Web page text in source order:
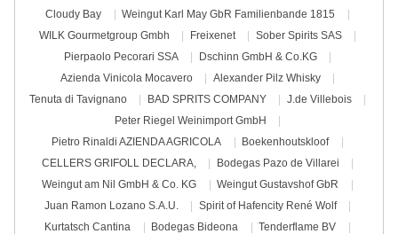
Cloudy Bay
Weingut Karl May GbR Familienbande 1815
WILK Gourmetgroup Gmbh
Freixenet
Sober Spirits SAS
Pierpaolo Pecorari SSA
Dschinn GmbH & Co.KG
Azienda Vinicola Mocavero
Alexander Pilz Whisky
Tenuta di Tavignano
BAD SPRITS COMPANY
J.de Villebois
Peter Riegel Weinimport GmbH
Pietro Rinaldi AZIENDA AGRICOLA
Boekenhoutskloof
CELLERS GRIFOLL DECLARA,
Bodegas Pazo de Villarei
Weingut am Nil GmbH & Co. KG
Weingut Gustavshof GbR
Juan Ramon Lozano S.A.U.
Spirit of Hafencity René Wolf
Kurtatsch Cantina
Bodegas Bideona
Tenderflame BV